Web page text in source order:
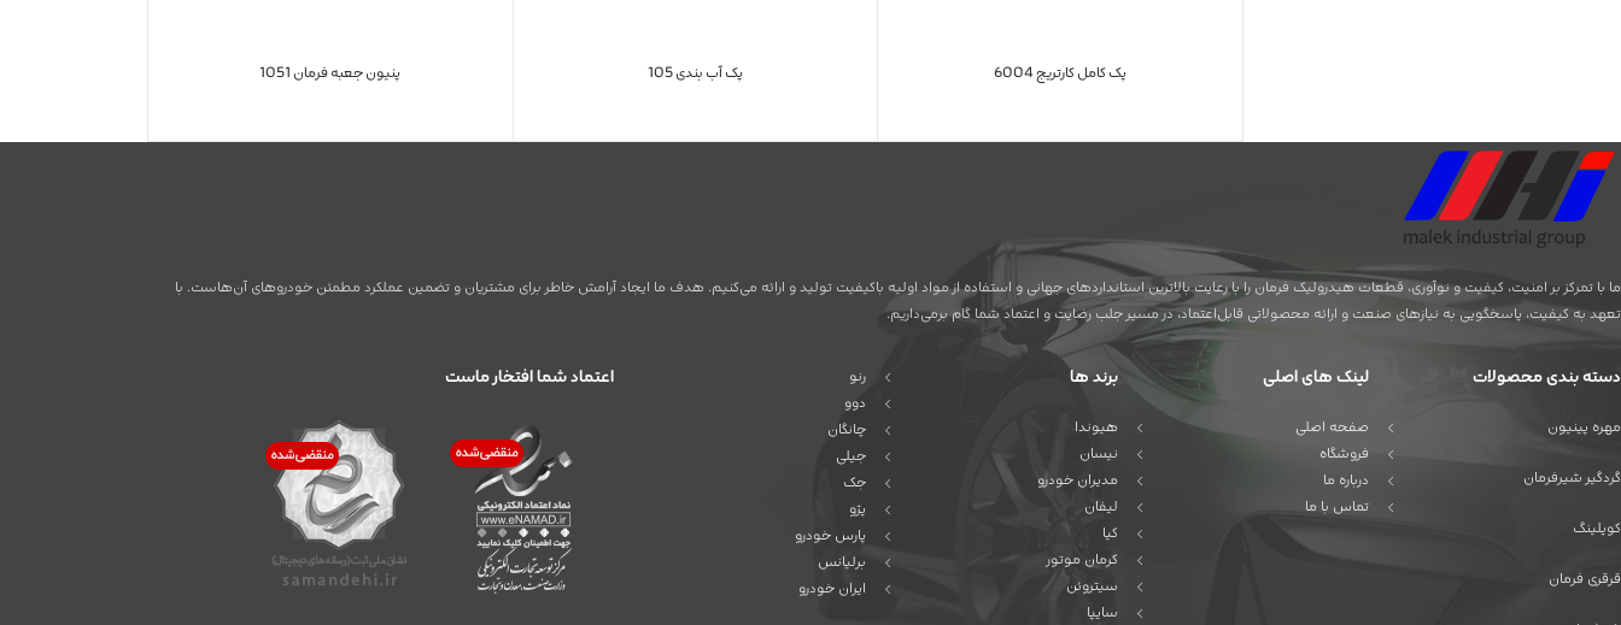
پک کامل کارتریج 6004 پک آب بندی 105 پنیون جعبه فرمان 1051
ما با تمرکز بر امنیت، کیفیت و نوآوری، قطعات هیدرولیک فرمان را با رعایت بالاترین استانداردهای جهانی و استفاده از مواد اولیه باکیفیت تولید و ارائه می‌کنیم. هدف ما ایجاد آرامش خاطر برای مشتریان و تضمین عملکرد مطمئن خودروهای آن‌هاست. با
تعهد به کیفیت، پاسخگویی به نیازهای صنعت و ارائه محصولاتی قابل‌اعتماد، در مسیر جلب رضایت و اعتماد شما گام برمی‌داریم.
دسته بندی محصولات
مهره پینیون
گردگیر شیرفرمان
کوپلینگ
قرقری فرمان
لینک های اصلی
صفحه اصلی
فروشگاه
درباره ما
تماس با ما
برند ها
هیوندا
نیسان
مدیران خودرو
لیفان
کیا
کرمان موتور
سیتروئن
سایپا
رنو
دوو
چانگان
جیلی
جک
پژو
پارس خودرو
برلیانس
ایران خودرو
اعتماد شما افتخار ماست